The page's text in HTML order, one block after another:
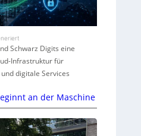
Schwarz Digits eine
Infrastruktur für
digitale Services
an der Maschine